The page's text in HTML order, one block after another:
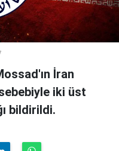
İran
iki üst
bildirildi.